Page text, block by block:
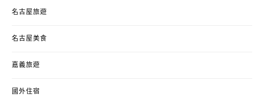
名古屋旅遊
名古屋美食
嘉義旅遊
國外住宿